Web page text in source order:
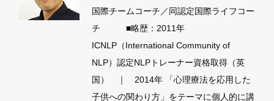
国際チームコーチ／同認定国際ライフコー
チ ■略歴：2011年
ICNLP（International Community of
NLP）認定NLPトレーナー資格取得（英
国） ｜ 2014年 「心理療法を応用した
子供への関わり方」をテーマに個人的に講